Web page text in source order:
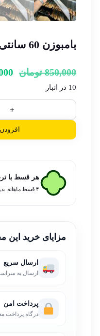
بامبوزن 60 سانتی صفری
850,000 تومان
10 در انبار
هر قسط با
۴ قسط ماهانه. بدون سود، چک و ضامن.
مزایای خرید این
ارسال سریع
ارسال به
پرداخت امن
درگاه پرداخت